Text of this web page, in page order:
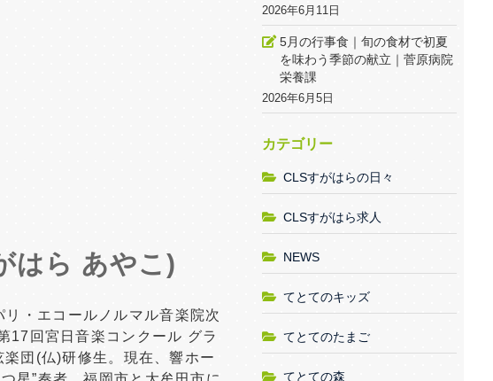
はら あやこ)
・エコールノルマル音楽院次
17回宮日音楽コンクール グラ
団(仏)研修生。現在、響ホー
2026年6月11日
5月の行事食｜旬の食材で初夏
を味わう季節の献立｜菅原病院
栄養課
2026年6月5日
カテゴリー
CLSすがはらの日々
CLSすがはら求人
NEWS
てとてのキッズ
てとてのたまご
てとての森